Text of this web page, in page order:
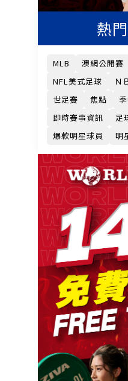
熱
MLB 澳網公開賽
NFL美式足球
Ｎ
世足賽
焦點
即時賽事資訊
足
爆款明星球員
明